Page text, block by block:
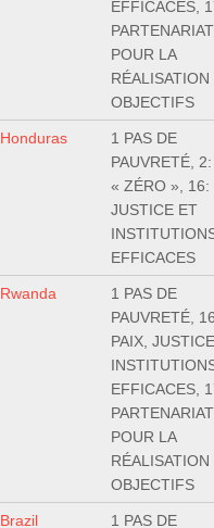
EFFICACES,
POUR LA
RÉALISATION
OBJECTIFS
Honduras
1 PAS DE
PAUVRETÉ,
« ZÉRO », 16:
JUSTICE ET
EFFICACES
Rwanda
1 PAS DE
PAUVRETÉ,
PAIX,
EFFICACES,
POUR LA
RÉALISATION
OBJECTIFS
Brazil 1 PAS DE